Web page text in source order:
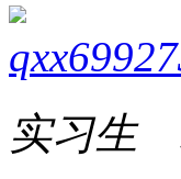
实习生